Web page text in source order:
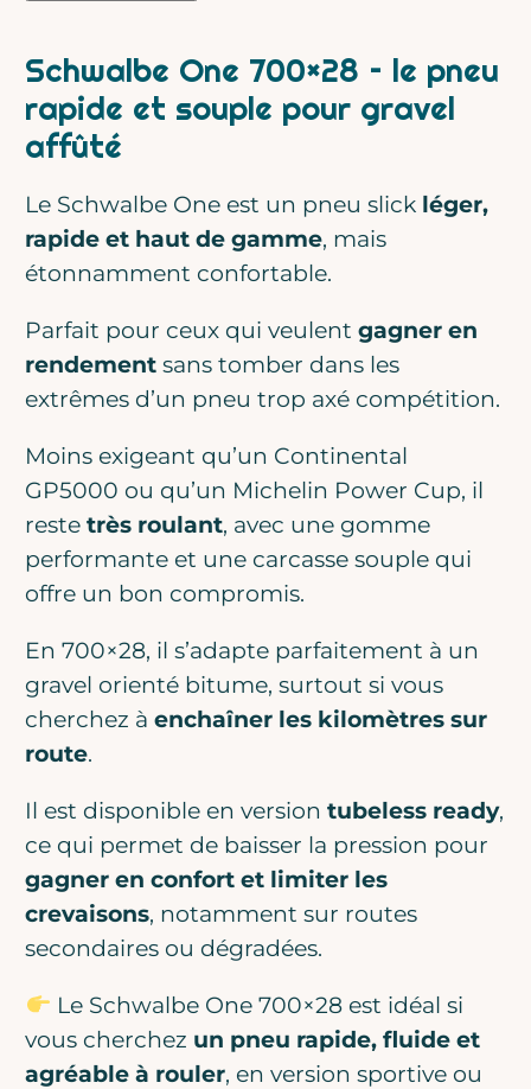
Schwalbe One 700×28 – le pneu
rapide et souple pour gravel
affûté
Le Schwalbe One est un pneu slick léger,
rapide et haut de gamme, mais
étonnamment confortable.
Parfait pour ceux qui veulentgagner en
rendement sans tomber dans les
extrêmes d’un pneu trop axé compétition.
Moins exigeant qu’un Continental
GP5000 ou qu’un Michelin Power Cup, il
restetrès roulant, avec une gomme
performante et une carcasse souple qui
offre un bon compromis.
En 700×28, il s’adapte parfaitement à un
gravel orienté bitume, surtout si vous
cherchez àenchaîner les kilomètres sur
route.
Il est disponible en versiontubeless ready,
ce qui permet de baisser la pression pour
gagner en confort et limiter les
crevaisons, notamment sur routes
secondaires ou dégradées.
Le Schwalbe One 700×28 est idéal si
vous cherchez un pneu rapide, fluide et
agréable à rouler, en version sportive ou
Email
J’accepte de recevoir la Newsletter
de Gravel Rider
Rejoindre la communauté
Une autre fois peut-être